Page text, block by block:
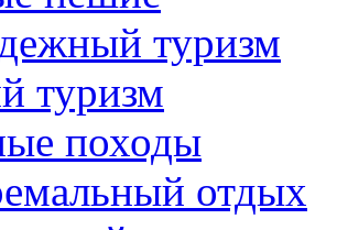
туризм
туризм
походы
отдых